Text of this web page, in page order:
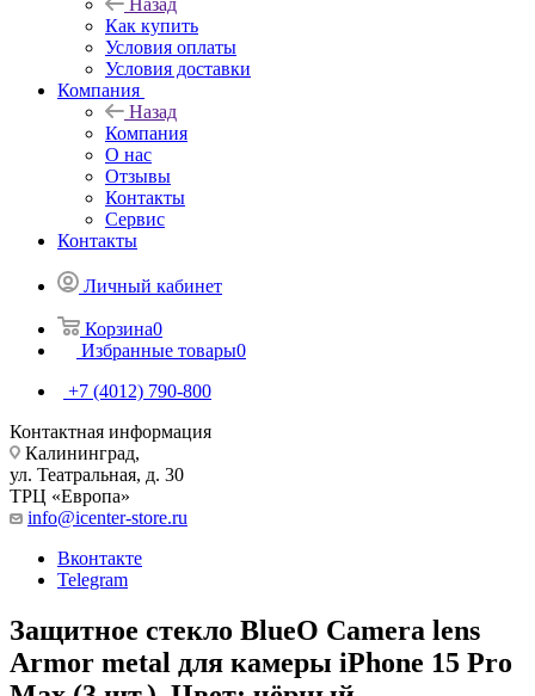
Назад
Как купить
Условия оплаты
Условия доставки
Компания
Назад
Компания
О нас
Отзывы
Контакты
Сервис
Контакты
Личный кабинет
Корзина0
Избранные товары0
+7 (4012) 790-800
Контактная информация
Калининград,
ул. Театральная, д. 30
ТРЦ «Европа»
info@icenter-store.ru
Вконтакте
Telegram
Защитное стекло BlueO Camera lens
Armor metal для камеры iPhone 15 Pro